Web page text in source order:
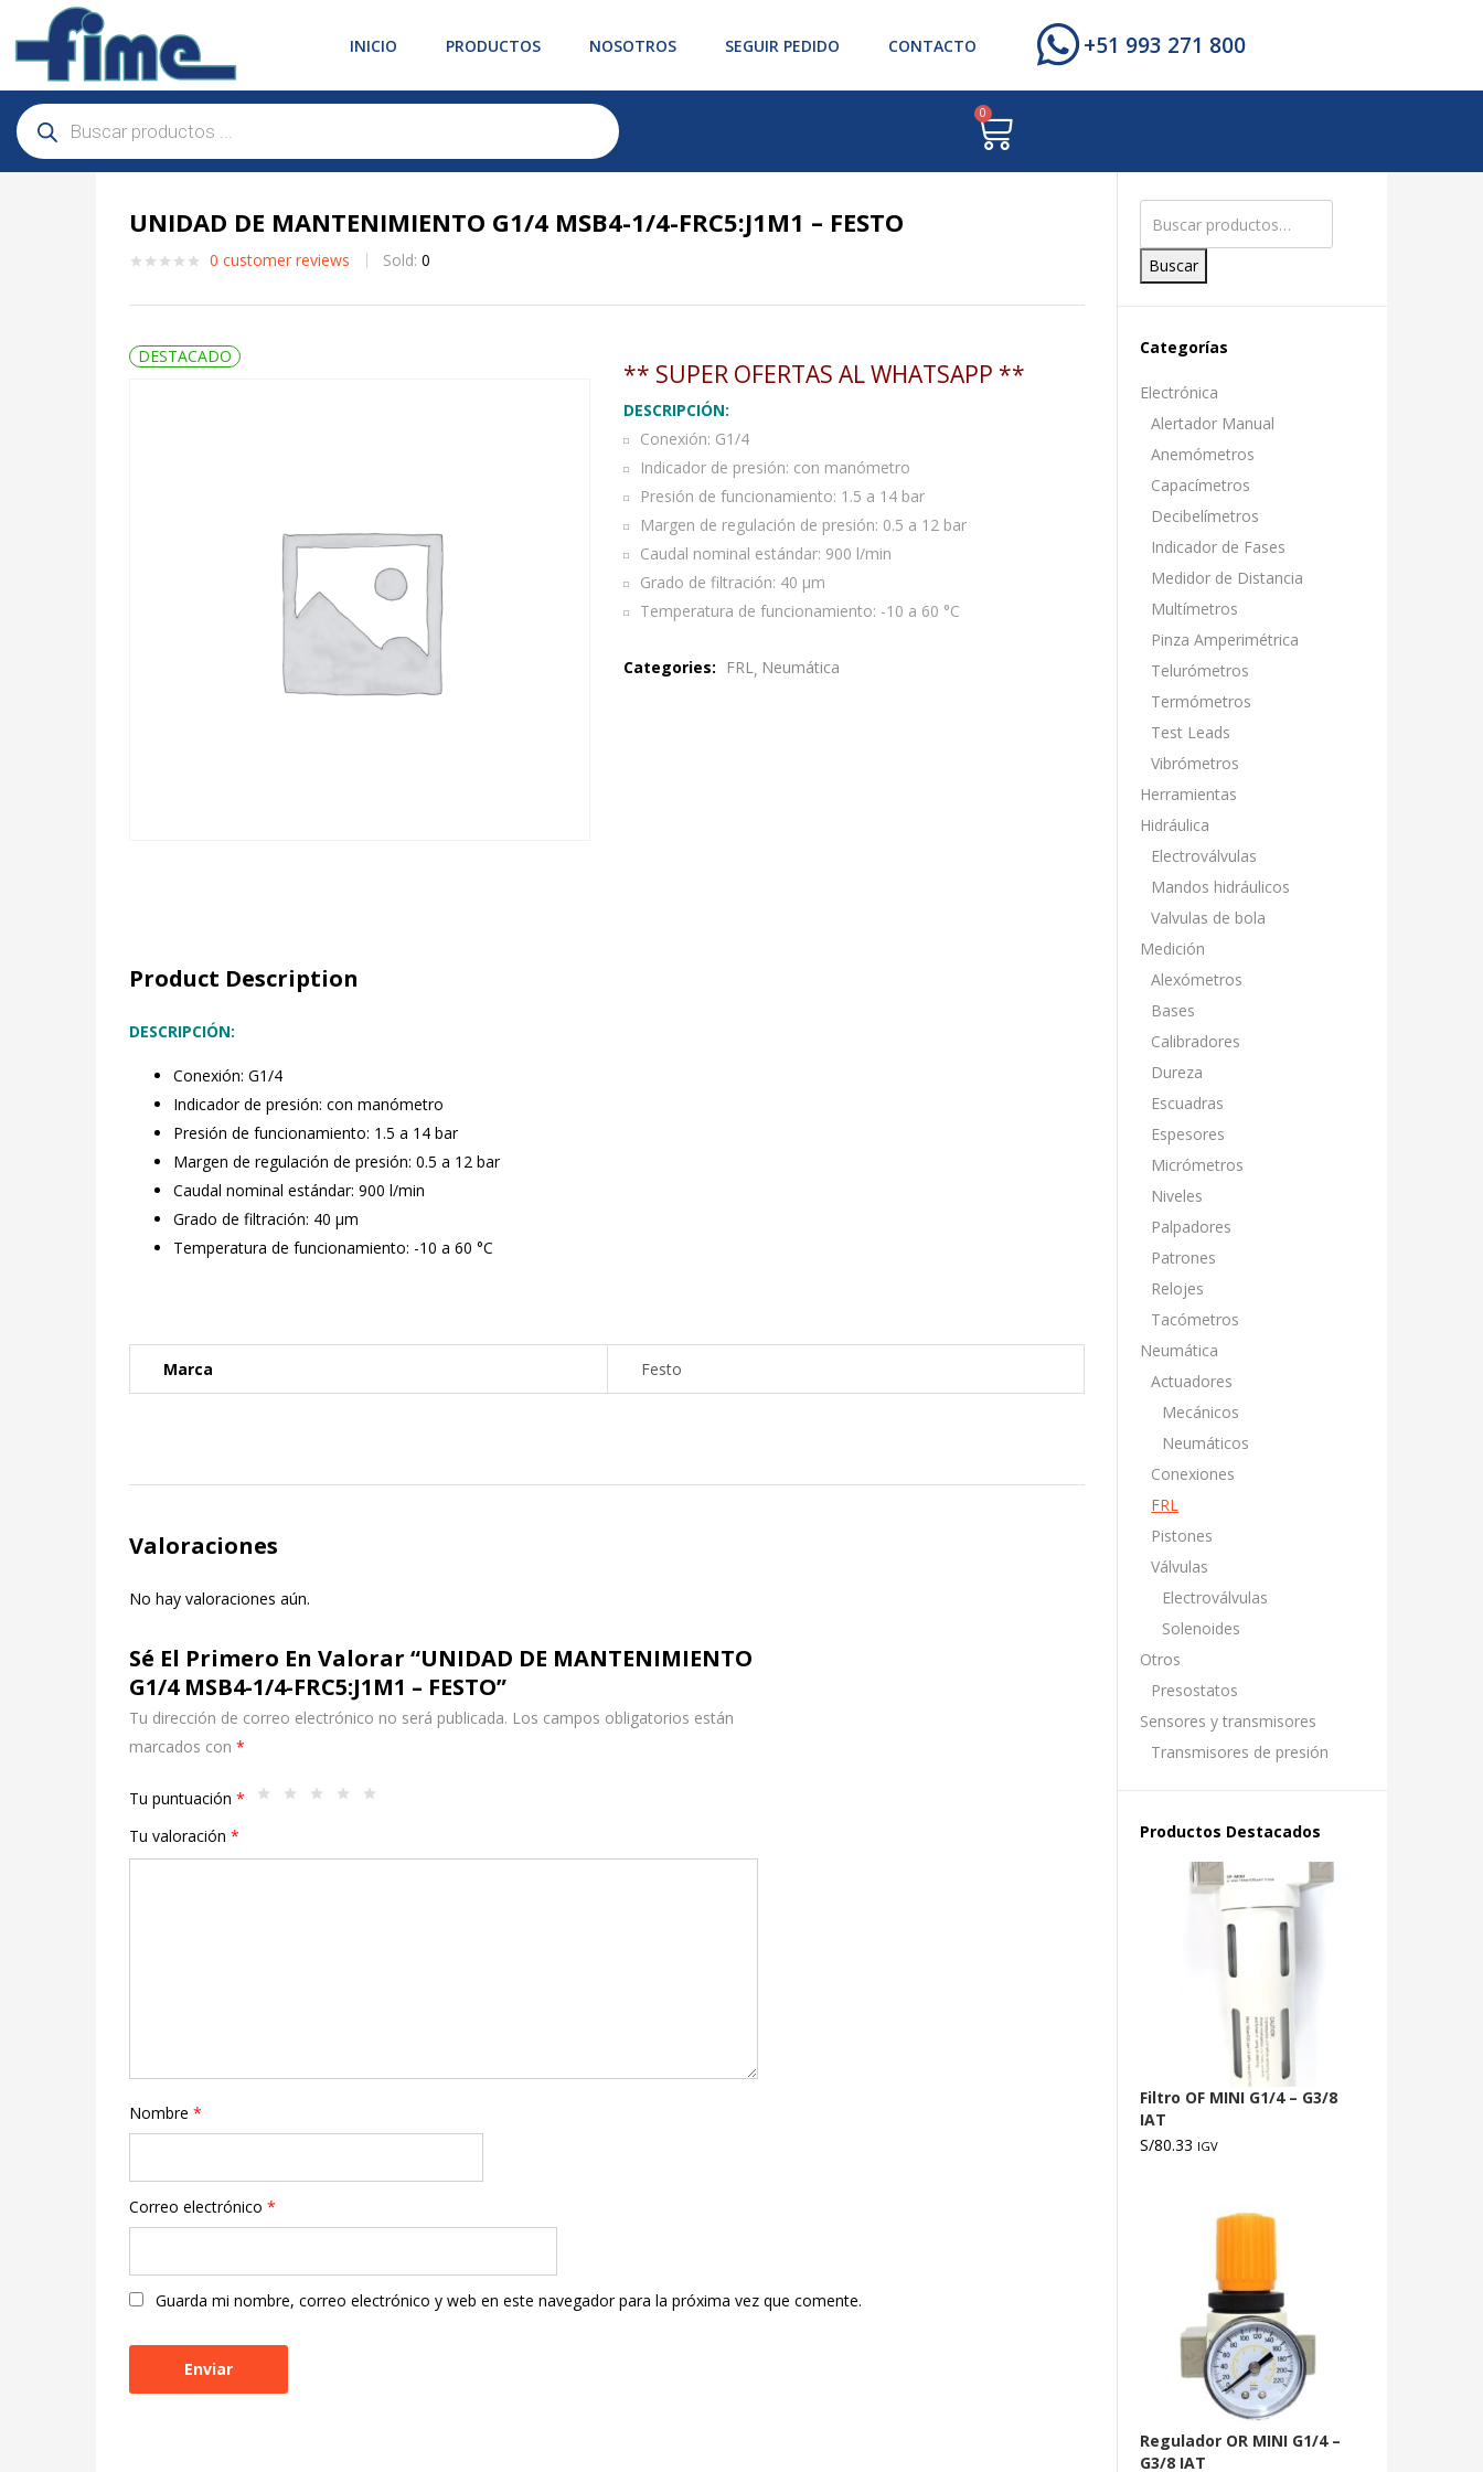
INICIO PRODUCTOS NOSOTROS SEGUIR PEDIDO CONTACTO +51 993 271 800
0
Buscar
Categorías
Electrónica
Alertador Manual
Anemómetros
Capacímetros
Decibelímetros
Indicador de Fases
Medidor de Distancia
Multímetros
Pinza Amperimétrica
Telurómetros
Termómetros
Test Leads
Vibrómetros
Herramientas
Hidráulica
Electroválvulas
Mandos hidráulicos
Valvulas de bola
Medición
Alexómetros
Bases
Calibradores
Dureza
Escuadras
Espesores
Micrómetros
Niveles
Palpadores
Patrones
Relojes
Tacómetros
Neumática
Actuadores
Mecánicos
Neumáticos
Conexiones
FRL
Pistones
Válvulas
Electroválvulas
Solenoides
Otros
Presostatos
Sensores y transmisores
Transmisores de presión
Productos Destacados
Filtro OF MINI G1/4 – G3/8
IAT
S/80.33 IGV
Regulador OR MINI G1/4 –
G3/8 IAT
UNIDAD DE MANTENIMIENTO G1/4 MSB4-1/4-FRC5:J1M1 – FESTO
0 customer reviews Sold:0
DESTACADO
** SUPER OFERTAS AL WHATSAPP **
DESCRIPCIÓN:
Conexión: G1/4
Indicador de presión: con manómetro
Presión de funcionamiento: 1.5 a 14 bar
Margen de regulación de presión: 0.5 a 12 bar
Caudal nominal estándar: 900 l/min
Grado de filtración: 40 µm
Temperatura de funcionamiento: -10 a 60 °C
Categories: FRL Neumática
Product Description
DESCRIPCIÓN:
Conexión: G1/4
Indicador de presión: con manómetro
Presión de funcionamiento: 1.5 a 14 bar
Margen de regulación de presión: 0.5 a 12 bar
Caudal nominal estándar: 900 l/min
Grado de filtración: 40 µm
Temperatura de funcionamiento: -10 a 60 °C
Marca Festo
Valoraciones
No hay valoraciones aún.
Sé El Primero En Valorar “UNIDAD DE MANTENIMIENTO
G1/4 MSB4-1/4-FRC5:J1M1 – FESTO”
Tu dirección de correo electrónico no será publicada. Los campos obligatorios están
marcados con*
Tu puntuación*
Tu valoración*
Nombre*
Correo electrónico*
Guarda mi nombre, correo electrónico y web en este navegador para la próxima vez que comente.